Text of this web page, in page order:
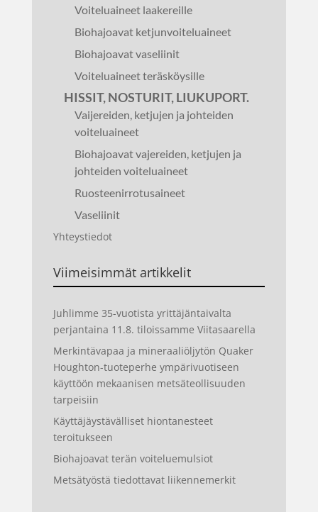
Voiteluaineet laakereille
Biohajoavat ketjunvoiteluaineet
Biohajoavat vaseliinit
Voiteluaineet teräsköysille
HISSIT, NOSTURIT, LIUKUPORT.
Vaijereiden, ketjujen ja johteiden
voiteluaineet
Biohajoavat vajereiden, ketjujen ja
johteiden voiteluaineet
Ruosteenirrotusaineet
Vaseliinit
Yhteystiedot
Viimeisimmät artikkelit
Juhlimme 35-vuotista yrittäjäntaivalta
perjantaina 11.8. tiloissamme Viitasaarella
Merkintävapaa ja mineraaliöljytön Quaker
Houghton-tuoteperhe ympärivuotiseen
käyttöön mekaanisen metsäteollisuuden
tarpeisiin
Käyttäjäystävälliset hiontanesteet
teroitukseen
Biohajoavat terän voiteluemulsiot
Metsätyöstä tiedottavat liikennemerkit